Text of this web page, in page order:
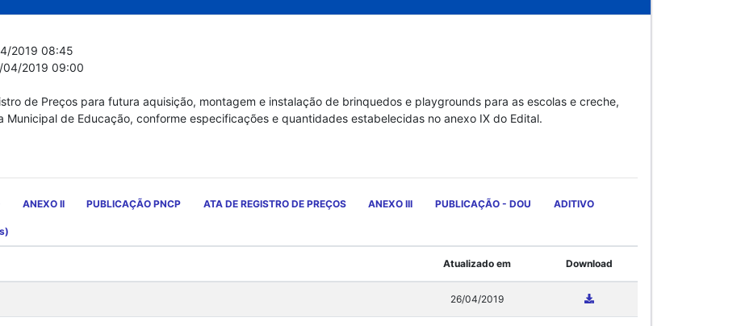
2019 08:45
04/2019 09:00
de Preços para futura aquisição, montagem e instalação de brinquedos e playgrounds para as escolas e creche,
de Educação, conforme especificações e quantidades estabelecidas no anexo IX do Edital.
ANEXO II PUBLICAÇÃO PNCP ATA DE REGISTRO DE PREÇOS ANEXO III PUBLICAÇÃO - DOU ADITIVO
Atualizado em Download
26/04/2019